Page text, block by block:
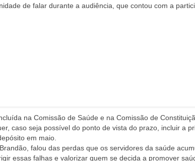
de falar durante a audiência, que contou com a
na Comissão de Saúde e na Comissão de
caso seja possível do ponto de vista do prazo, incluir a
em maio.
falou das perdas que os servidores da saúde
essas falhas e valorizar quem se decida a promover